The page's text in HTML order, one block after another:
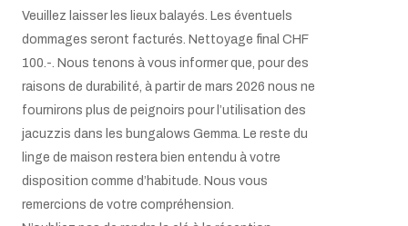
Veuillez laisser les lieux balayés. Les éventuels
dommages seront facturés. Nettoyage final CHF
100.-. Nous tenons à vous informer que, pour des
raisons de durabilité, à partir de mars 2026 nous ne
fournirons plus de peignoirs pour l’utilisation des
jacuzzis dans les bungalows Gemma. Le reste du
linge de maison restera bien entendu à votre
disposition comme d’habitude. Nous vous
remercions de votre compréhension.